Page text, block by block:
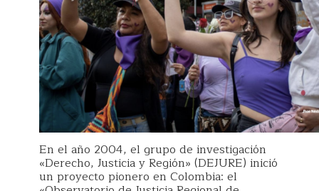
En el año 2004, el grupo de investigación
«Derecho, Justicia y Región» (DEJURE) inició
un proyecto pionero en Colombia: el